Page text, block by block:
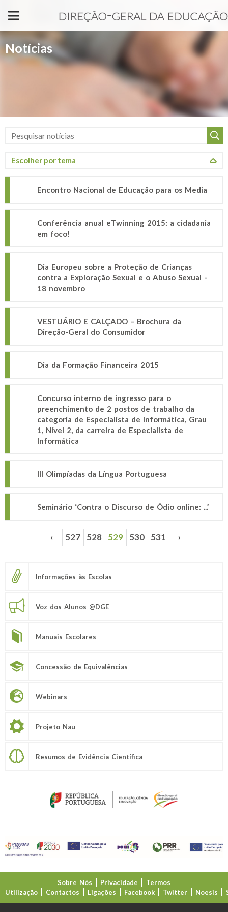
Notícias
Encontro Nacional de Educação para os Media
Conferência anual eTwinning 2015: a cidadania
em foco!
Dia Europeu sobre a Proteção de Crianças
contra a Exploração Sexual e o Abuso Sexual -
18 novembro
VESTUÁRIO E CALÇADO – Brochura da
Direção-Geral do Consumidor
Dia da Formação Financeira 2015
Concurso interno de ingresso para o
preenchimento de 2 postos de trabalho da
categoria de Especialista de Informática, Grau
1, Nível 2, da carreira de Especialista de
Informática
III Olimpíadas da Língua Portuguesa
Seminário ‘Contra o Discurso de Ódio online: ...’
Páginas ‹ 527 528 529 530 531 ›
Informações às Escolas
Voz dos Alunos @DGE
Manuais Escolares
Concessão de Equivalências
Webinars
Projeto Nau
Resumos de Evidência Científica
Sobre Nós Privacidade
Termos
Utilização
Contactos Ligações Facebook Twitter Noesis